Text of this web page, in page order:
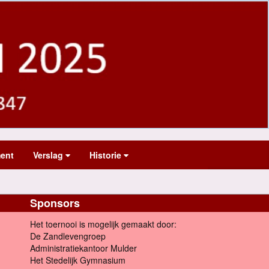
Verslag Historie
Sponsors
Het toernooi is mogelijk gemaakt door:
De Zandlevengroep
Administratiekantoor Mulder
Het Stedelijk Gymnasium